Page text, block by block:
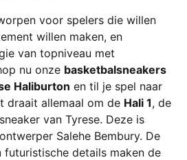
voor spelers die willen
willen maken, en
van topniveau met
nu onze basketbalsneakers
Haliburton en til je spel naar
draait allemaal om de Hali 1, de
van Tyrese. Deze is
Salehe Bembury. De
futuristische details maken de